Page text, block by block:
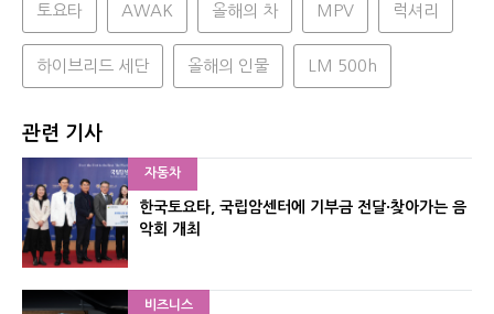
토요타 AWAK 올해의 차 MPV 럭셔리
하이브리드 세단 올해의 인물 LM 500h
관련 기사
자동차
한국토요타, 국립암센터에 기부금 전달·찾아가는 음
악회 개최
비즈니스